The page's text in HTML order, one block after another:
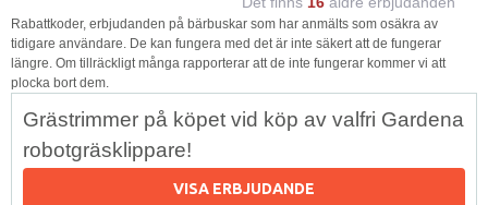
Rabattkoder, erbjudanden på bärbuskar som har anmälts som osäkra av
tidigare användare. De kan fungera med det är inte säkert att de fungerar
längre. Om tillräckligt många rapporterar att de inte fungerar kommer vi att
plocka bort dem.
Grästrimmer på köpet vid köp av valfri Gardena
robotgräsklippare!
VISA ERBJUDANDE